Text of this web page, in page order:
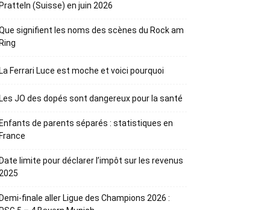
Pratteln (Suisse) en juin 2026
signifient les noms des scènes du Rock am
Ring
La Ferrari Luce est moche et voici pourquoi
Les JO des dopés sont dangereux pour la santé
Enfants de parents séparés : statistiques en
France
Date limite pour déclarer l’impôt sur les revenus
2025
Demi-finale aller Ligue des Champions 2026 :